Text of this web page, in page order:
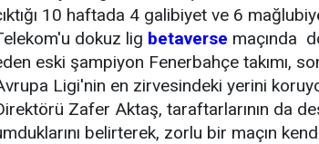
10 haftada 4 galibiyet ve 6
dokuz lig betaverse maçında
eski şampiyon Fenerbahçe takımı,
Ligi'nin en zirvesindeki yerini
Zafer Aktaş, taraftarlarının da
belirterek, zorlu bir maçın